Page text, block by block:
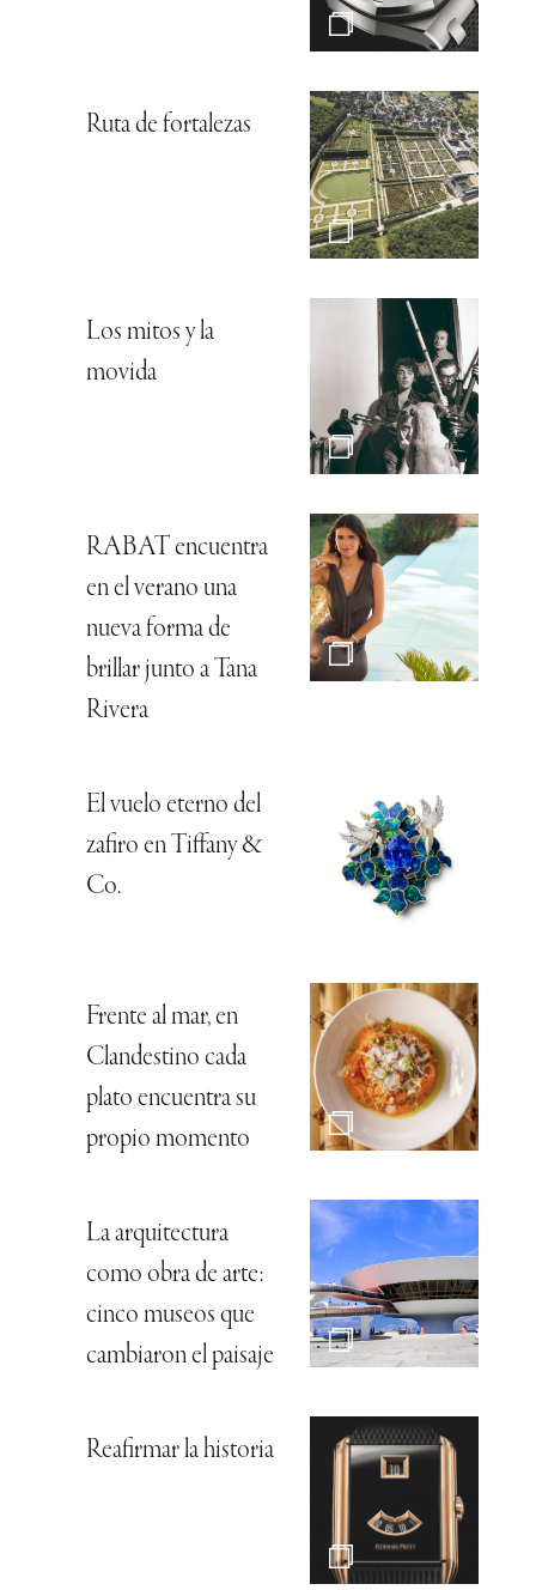
Ruta de fortalezas
Los mitos y la
movida
RABAT encuentra
en el verano una
nueva forma de
brillar junto a Tana
Rivera
El vuelo eterno del
zafiro en Tiffany &
Co.
Frente al mar, en
Clandestino cada
plato encuentra su
propio momento
La arquitectura
como obra de arte:
cinco museos que
cambiaron el paisaje
Reafirmar la historia